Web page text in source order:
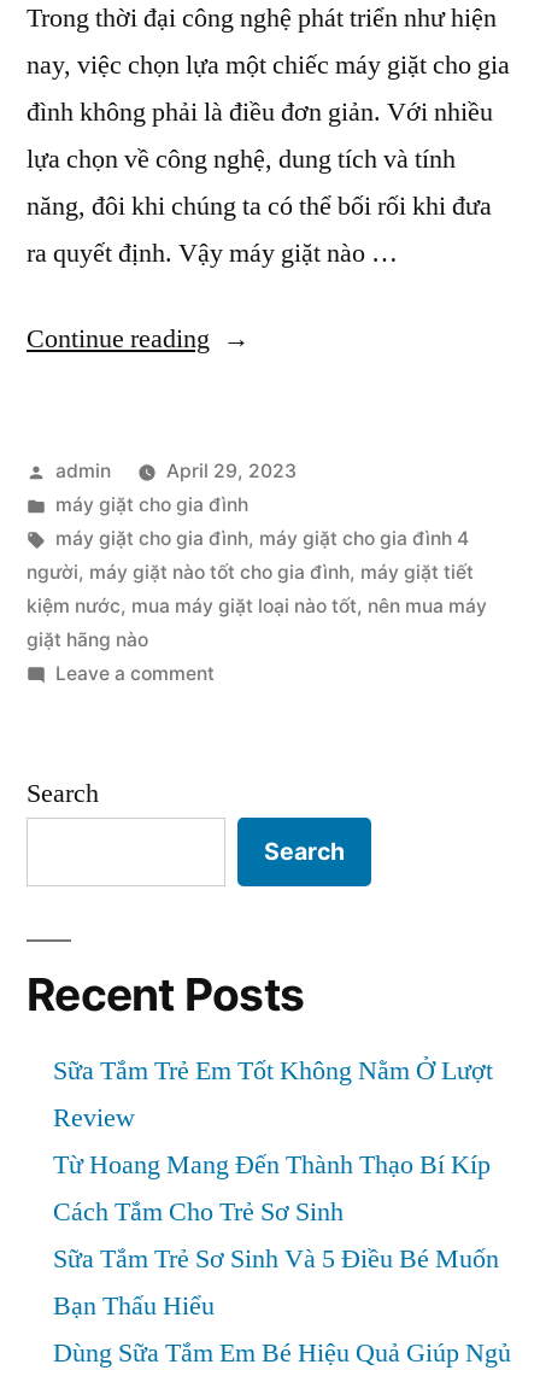
Trong thời đại công nghệ phát triển như hiện
nay, việc chọn lựa một chiếc máy giặt cho gia
đình không phải là điều đơn giản. Với nhiều
lựa chọn về công nghệ, dung tích và tính
năng, đôi khi chúng ta có thể bối rối khi đưa
ra quyết định. Vậy máy giặt nào …
Continue reading “Máy
gia
đình
tốt
nhất
hiện
Posted
by
admin
April 29, 2023
Posted
in
máy giặt cho gia đình
Tags:
máy giặt cho gia đình, máy giặt cho gia đình 4
người, máy giặt nào tốt cho gia đình, máy giặt tiết
kiệm nước, mua máy giặt loại nào tốt, nên mua máy
giặt hãng nào
Leave a commenton
Search
Search
Recent Posts
Sữa Tắm Trẻ Em Tốt Không Nằm Ở Lượt
Review
Từ Hoang Mang Đến Thành Thạo Bí Kíp
Cách Tắm Cho Trẻ Sơ Sinh
Sữa Tắm Trẻ Sơ Sinh Và 5 Điều Bé Muốn
Bạn Thấu Hiểu
Dùng Sữa Tắm Em Bé Hiệu Quả Giúp Ngủ